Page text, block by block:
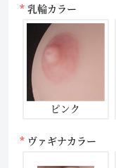
乳輪カラー
ピンク
ヴァギナカラー